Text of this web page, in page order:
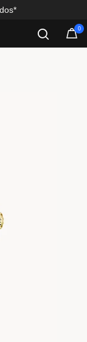
0